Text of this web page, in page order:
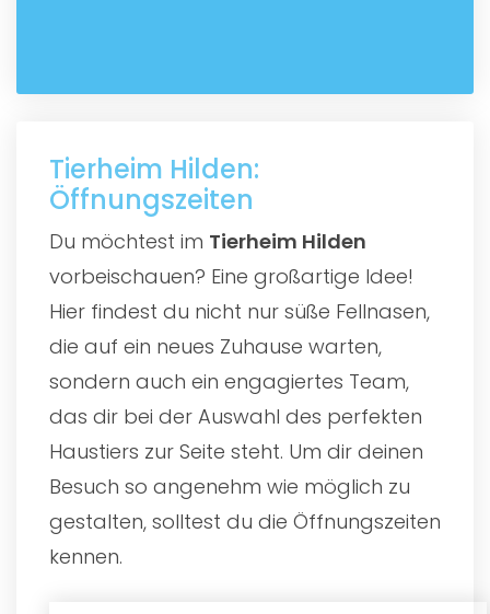
Tierheim Hilden:
Öffnungszeiten
Du möchtest im Tierheim Hilden
vorbeischauen? Eine großartige Idee!
Hier findest du nicht nur süße Fellnasen,
die auf ein neues Zuhause warten,
sondern auch ein engagiertes Team,
das dir bei der Auswahl des perfekten
Haustiers zur Seite steht. Um dir deinen
Besuch so angenehm wie möglich zu
gestalten, solltest du die Öffnungszeiten
kennen.